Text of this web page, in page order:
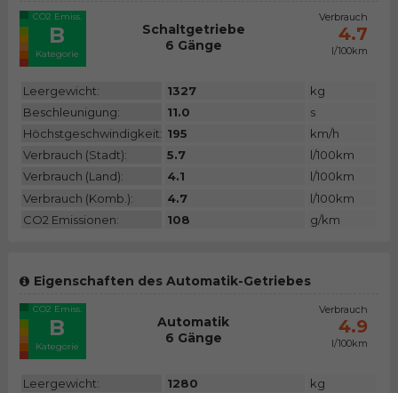
CO2 Emiss.
B
Kategorie
Schaltgetriebe
6 Gänge
Verbrauch
4.7
l/100km
Leergewicht: 1327
kg
Beschleunigung:
11.0
s
Höchstgeschwindigkeit: 195
km/h
Verbrauch (Stadt):
5.7
l/100km
Verbrauch (Land):
4.1
l/100km
Verbrauch (Komb.):
4.7
l/100km
CO2 Emissionen:
108 g/km
Eigenschaften des Automatik-Getriebes
CO2 Emiss.
B
Kategorie
Automatik
6 Gänge
Verbrauch
4.9
l/100km
Leergewicht: 1280
kg